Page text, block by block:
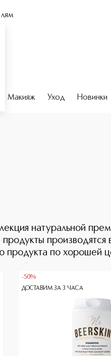
Макияж Уход Новинки
натуральной
продукты
продукта по хорошей
-50%
ДОСТАВИМ ЗА 3 ЧАСА